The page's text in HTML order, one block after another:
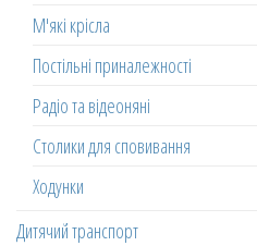
М'які крісла
Постільні приналежності
Радіо та відеоняні
Столики для сповивання
Ходунки
Дитячий транспорт